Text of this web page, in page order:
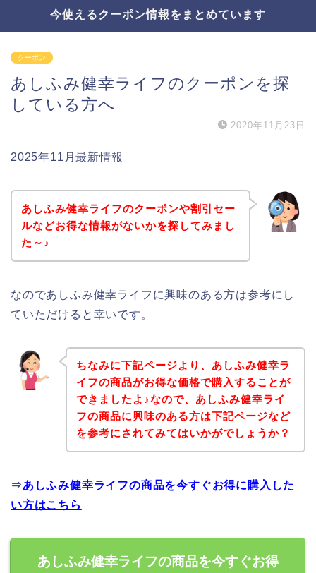
今使えるクーポン情報をまとめています
クーポン
あしふみ健幸ライフのクーポンを探
している方へ
2020年11月23日
2025年11月最新情報
あしふみ健幸ライフのクーポンや割引セー
ルなどお得な情報がないかを探してみまし
た～♪
なのであしふみ健幸ライフに興味のある方は参考にし
ていただけると幸いです。
ちなみに下記ページより、あしふみ健幸ラ
イフの商品がお得な価格で購入することが
できましたよ♪なので、あしふみ健幸ライ
フの商品に興味のある方は下記ページなど
を参考にされてみてはいかがでしょうか？
⇒あしふみ健幸ライフの商品を今すぐお得に購入した
い方はこちら
あしふみ健幸ライフの商品を今すぐお得